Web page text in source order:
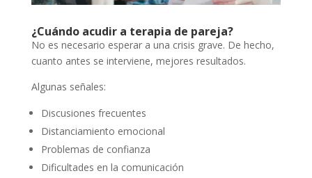
¿Cuándo acudir a terapia de pareja?
No es necesario esperar a una crisis grave. De hecho,
cuanto antes se interviene, mejores resultados.
Algunas señales:
Discusiones frecuentes
Distanciamiento emocional
Problemas de confianza
Dificultades en la comunicación